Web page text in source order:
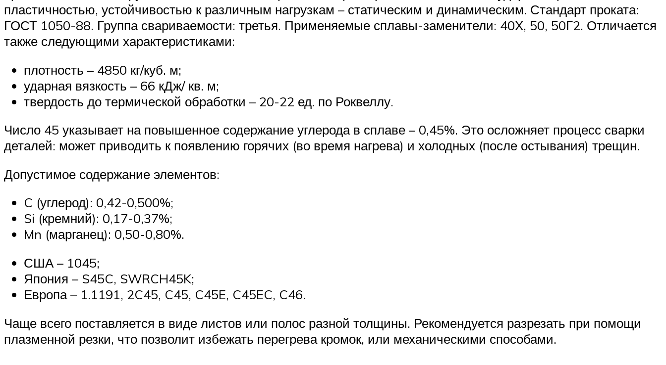
пластичностью, устойчивостью к различным нагрузкам – статическим и динамическим. Стандарт проката:
ГОСТ 1050-88. Группа свариваемости: третья. Применяемые сплавы-заменители: 40Х, 50, 50Г2. Отличается
также следующими характеристиками:
плотность – 4850 кг/куб. м;
ударная вязкость – 66 кДж/ кв. м;
твердость до термической обработки – 20-22 ед. по Роквеллу.
Число 45 указывает на повышенное содержание углерода в сплаве – 0,45%. Это осложняет процесс сварки
деталей: может приводить к появлению горячих (во время нагрева) и холодных (после остывания) трещин.
Допустимое содержание элементов:
C (углерод): 0,42-0,500%;
Si (кремний): 0,17-0,37%;
Mn (марганец): 0,50-0,80%.
США – 1045;
Япония – S45C, SWRCH45K;
Европа – 1.1191, 2C45, C45, C45E, C45EC, C46.
Чаще всего поставляется в виде листов или полос разной толщины. Рекомендуется разрезать при помощи
плазменной резки, что позволит избежать перегрева кромок, или механическими способами.